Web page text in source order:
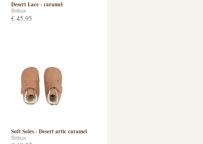
Desert Lace - caramel
Bobux
€ 45,95
Soft Soles - Desert artic caramel
Bobux